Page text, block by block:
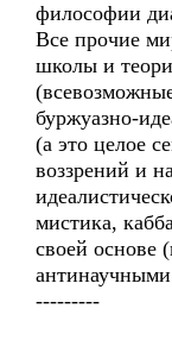
философии
Все прочие
школы и
буржуазно-
(а это целое
воззрений и
мистика,
своей основе
---------